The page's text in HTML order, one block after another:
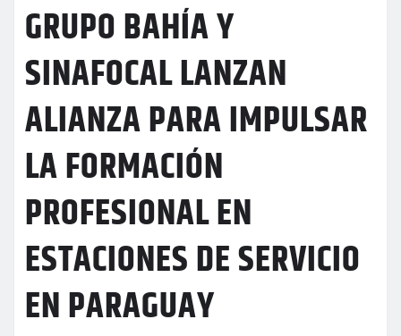
GRUPO BAHÍA Y
SINAFOCAL LANZAN
ALIANZA PARA IMPULSAR
LA FORMACIÓN
PROFESIONAL EN
ESTACIONES DE SERVICIO
EN PARAGUAY